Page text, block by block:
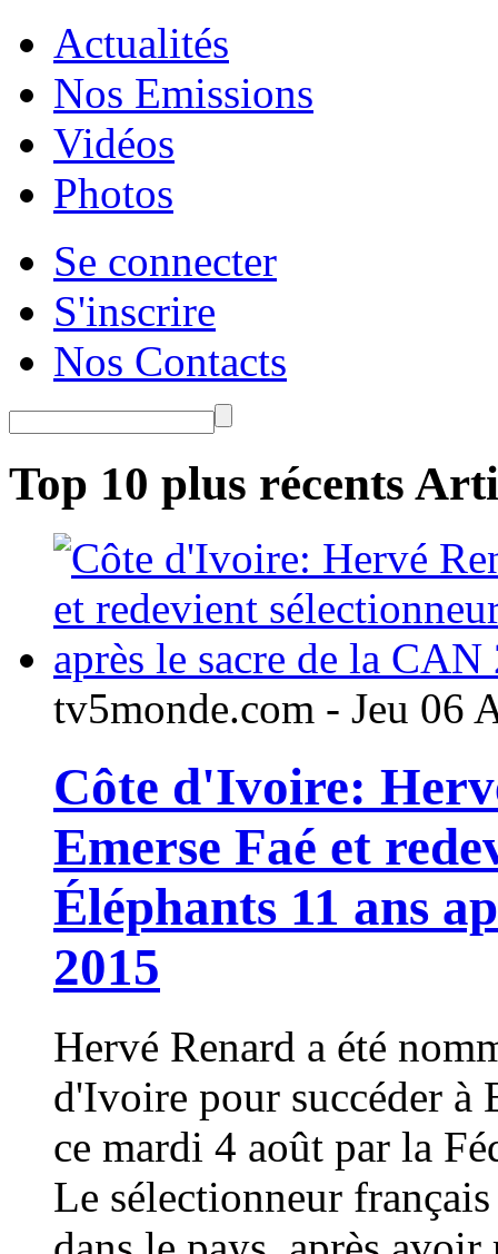
Actualités
Nos Emissions
Vidéos
Photos
Se connecter
S'inscrire
Nos Contacts
Top 10 plus récents
tv5monde.com - Jeu 06
Côte d'Ivoire:
Emerse Faé et
Éléphants 11 ans
2015
Hervé Renard a été
d'Ivoire pour succéder à
ce mardi 4 août par la
Le sélectionneur